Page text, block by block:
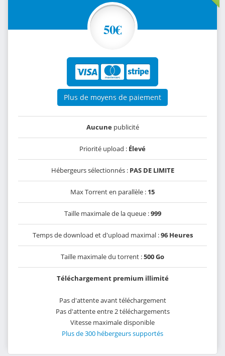
50€
Plus de moyens de paiement
Aucunepublicité
Priorité upload : Élevé
Hébergeurs sélectionnés : PAS DE LIMITE
Max Torrent en parallèle : 15
Taille maximale de la queue :999
Temps de download et d'upload maximal :96 Heures
Taille maximale du torrent :500 Go
Téléchargement premium illimité
Pas d'attente avant téléchargement
Pas d'attente entre 2 téléchargements
Vitesse maximale disponible
Plus de 300 hébergeurs supportés